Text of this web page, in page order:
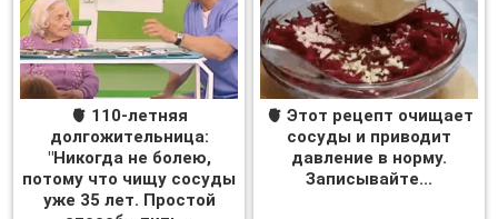
🫀 110-летняя
долгожительница:
"Никогда не болею,
потому что чищу сосуды
уже 35 лет. Простой
🫀 Этот рецепт очищает
сосуды и приводит
давление в норму.
Записывайте...